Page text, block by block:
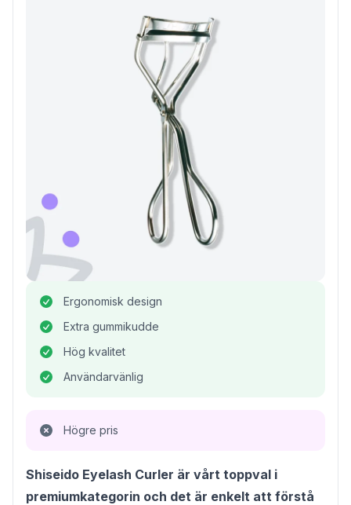
Ergonomisk design
Extra gummikudde
Hög kvalitet
Användarvänlig
Högre pris
Shiseido Eyelash Curler är vårt toppval i
premiumkategorin och det är enkelt att förstå